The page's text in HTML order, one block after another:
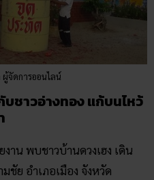
จัดการออนไลน์
บชาวอ่างทอง แก้บนไหว้
าน พบชาวบ้านดวงเฮง เดิน
ย อำเภอเมือง จังหวัด